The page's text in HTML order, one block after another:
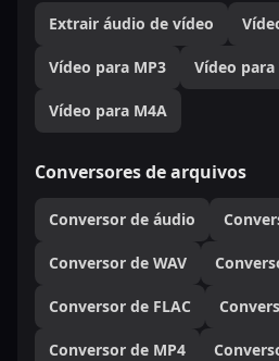
Extrair áudio de vídeo
Vídeo para MP3 Vídeo para
Vídeo para M4A
Conversores de arquivos
Conversor de áudio
Conversor de WAV
Conversor de FLAC
Conversor de MP4